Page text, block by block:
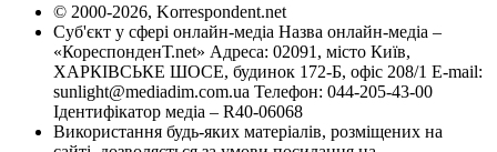
© 2000-2026, Korrespondent.net
Суб'єкт у сфері онлайн-медіа Назва онлайн-медіа –
«КореспонденТ.net» Адреса: 02091, місто Київ,
ХАРКІВСЬКЕ ШОСЕ, будинок 172-Б, офіс 208/1 E-mail:
sunlight@mediadim.com.ua Телефон: 044-205-43-00
Ідентифікатор медіа – R40-06068
Використання будь-яких матеріалів, розміщених на